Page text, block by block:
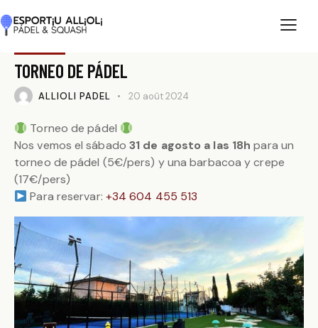
TORNEO DE PÁDEL
ALLIOLI PADEL 20 août 2024
Torneo de pádel
Nos vemos el sábado 31 de agosto a las 18h para un
torneo de pádel (5€/pers) y una barbacoa y crepe
(17€/pers)
Para reservar: +34 604 455 513